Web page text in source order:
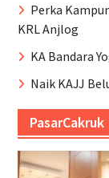
Perka
KRL Anjlog
KA Bandara
Naik KAJJ
PasarCakruk